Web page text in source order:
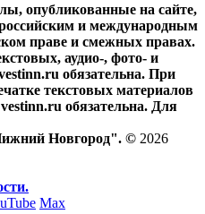
опубликованные на сайте,
и международным
праве и смежных правах.
аудио-, фото- и
обязательна. При
текстовых материалов
обязательна. Для
Новгород". © 2026
Max